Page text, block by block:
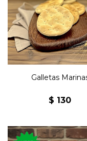
Las clásicas galletas
de panadería de
nuestra vida.
Galletas
$ 130